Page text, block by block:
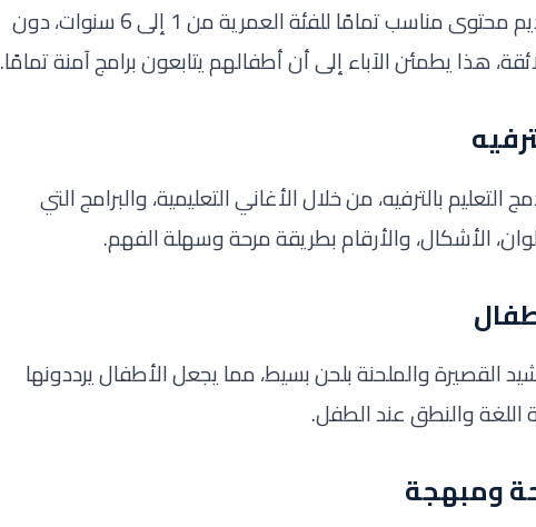
قناة وناسة بيبي تحرص على تقديم محتوى مناسب تمامًا للفئة العمرية من 1 إلى 6 سنوات، دون
هذا يطمئن الآباء إلى أن أطفالهم يتابعون برامج آمنة تمامًا.
بالترفيه، من خلال الأغاني التعليمية، والبرامج التي
الأشكال، والأرقام بطريقة مرحة وسهلة الفهم.
القصيرة والملحنة بلحن بسيط، مما يجعل الأطفال يرددونها
والنطق عند الطفل.
ومبهجة